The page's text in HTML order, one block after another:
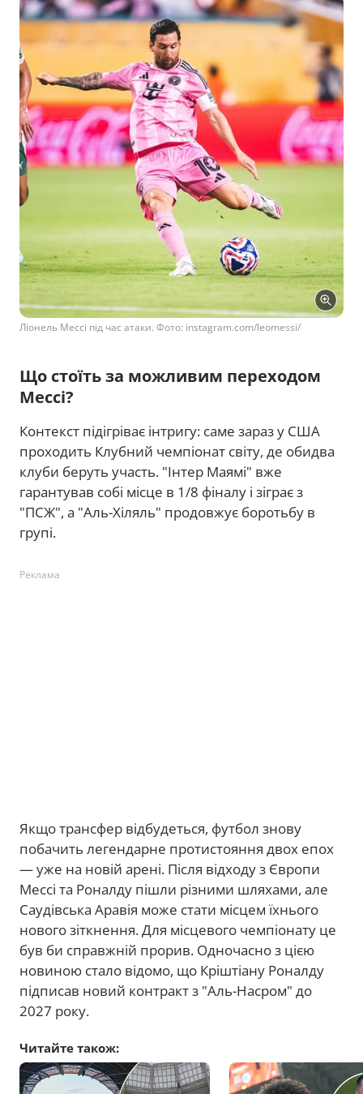
Ліонель Мессі під час атаки. Фото: instagram.com/leomessi/
Що стоїть за можливим переходом
Мессі?
Контекст підігріває інтригу: саме зараз у США
проходить Клубний чемпіонат світу, де обидва
клуби беруть участь. "Інтер Маямі" вже
гарантував собі місце в 1/8 фіналу і зіграє з
"ПСЖ", а "Аль-Хіляль" продовжує боротьбу в
групі.
Реклама
Якщо трансфер відбудеться, футбол знову
побачить легендарне протистояння двох епох
— уже на новій арені. Після відходу з Європи
Мессі та Роналду пішли різними шляхами, але
Саудівська Аравія може стати місцем їхнього
нового зіткнення. Для місцевого чемпіонату це
був би справжній прорив. Одночасно з цією
новиною стало відомо, що Кріштіану Роналду
підписав новий контракт з "Аль-Насром" до
2027 року.
Читайте також: